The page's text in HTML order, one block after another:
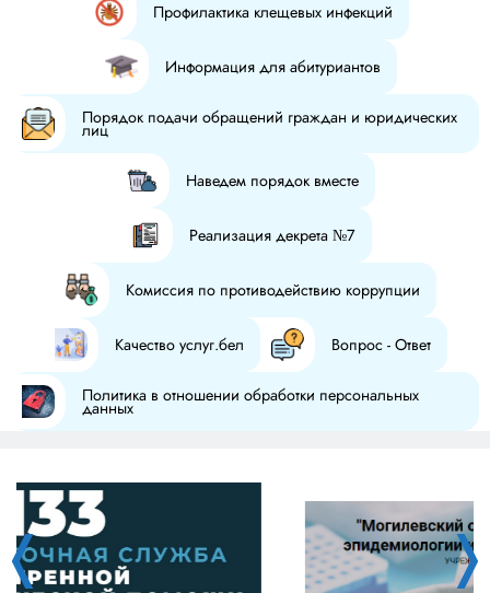
Профилактика клещевых инфекций
Информация для абитуриантов
Порядок подачи обращений граждан и юридических
лиц
Наведем порядок вместе
Реализация декрета №7
Комиссия по противодействию коррупции
Качество услуг.бел Вопрос - Ответ
Политика в отношении обработки персональных
данных
❬ ❭